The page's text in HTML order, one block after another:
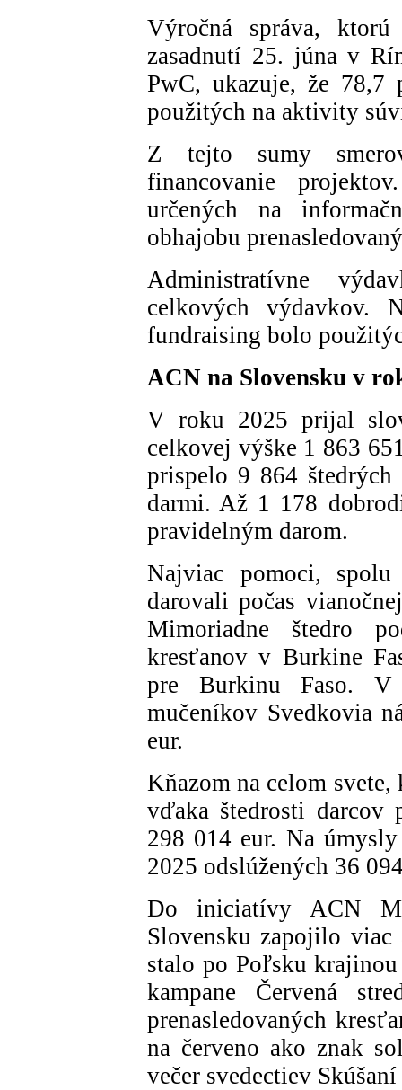
Výročná správa,
zasadnutí 25. júna v
PwC, ukazuje, že 78,7
použitých na aktivity
Z tejto sumy
financovanie
určených na
obhajobu
Administratívne
celkových výdavkov.
fundraising bolo
ACN na Slovensku v
V roku 2025 prijal
celkovej výške 1 863
prispelo 9 864
darmi. Až 1 178
pravidelným darom.
Najviac pomoci,
darovali počas
Mimoriadne štedro
kresťanov v Burkine
pre Burkinu Faso. V
mučeníkov Svedkovia
eur.
Kňazom na celom
vďaka štedrosti darcov
298 014 eur. Na
2025 odslúžených 36
Do iniciatívy ACN
Slovensku zapojilo
stalo po Poľsku krajinou
kampane Červená
prenasledovaných
na červeno ako znak
večer svedectiev